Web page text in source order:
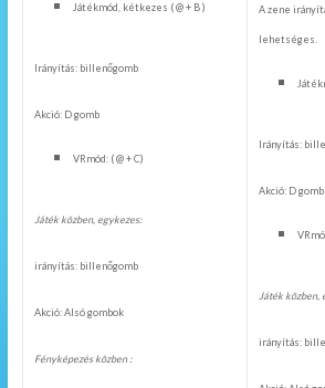
Játékmód, kétkezes ( @ + B )
Irányítás: billenőgomb
Akció: D gomb
VRmód: ( @ + C)
Játék közben, egykezes:
irányítás: billenőgomb
Akció: Alsó gombok
Fényképezés közben :
A zene
lehetséges.
Irányítás:
Akció: D gomb
Játék közben,
irányítás: